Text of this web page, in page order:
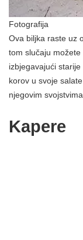
Fotografija
Ova biljka raste uz
tom slučaju možete
izbjegavajući
korov u svoje
njegovim
Kapere